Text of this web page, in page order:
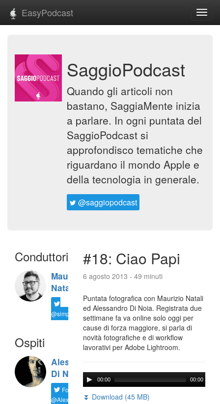
EasyPodcast
SaggioPodcast
Quando gli articoli non
bastano, SaggiaMente inizia
a parlare. In ogni puntata del
SaggioPodcast si
approfondisco tematiche che
riguardano il mondo Apple e
della tecnologia in generale.
@saggiopodcast
Conduttori
Maurizio
Natali
@simplemal
Ospiti
Alessandro
Di Noia
Follow
@AlexD75
#18: Ciao Papi
6 agosto 2013 - 49 minuti
Puntata fotografica con Maurizio Natali
ed Alessandro Di Noia. Registrata due
settimane fa va online solo oggi per
cause di forza maggiore, si parla di
novità fotografiche e di workflow
lavorativi per Adobe Lightroom.
00:00 00:00
⏬ Download (45 MB)